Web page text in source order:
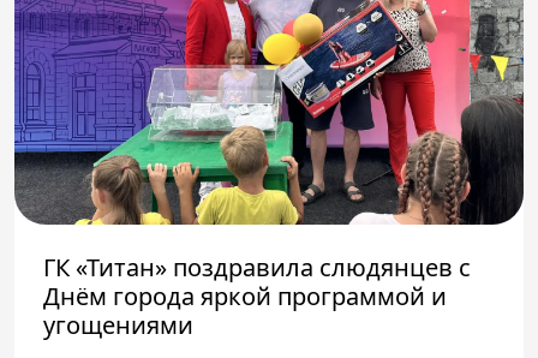
ГК «Титан» поздравила слюдянцев с
Днём города яркой программой и
угощениями